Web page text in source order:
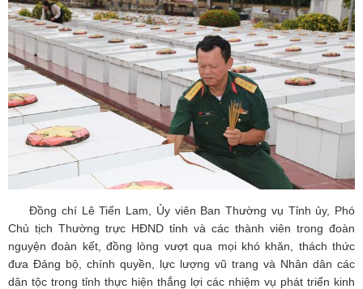
Đồng chí Lê Tiến Lam, Ủy viên Ban Thường vụ Tỉnh ủy, Phó
Chủ tịch Thường trực HĐND tỉnh và các thành viên trong đoàn
nguyện đoàn kết, đồng lòng vượt qua mọi khó khăn, thách thức
đưa Đảng bộ, chính quyền, lực lượng vũ trang và Nhân dân các
dân tộc trong tỉnh thực hiện thắng lợi các nhiệm vụ phát triển kinh